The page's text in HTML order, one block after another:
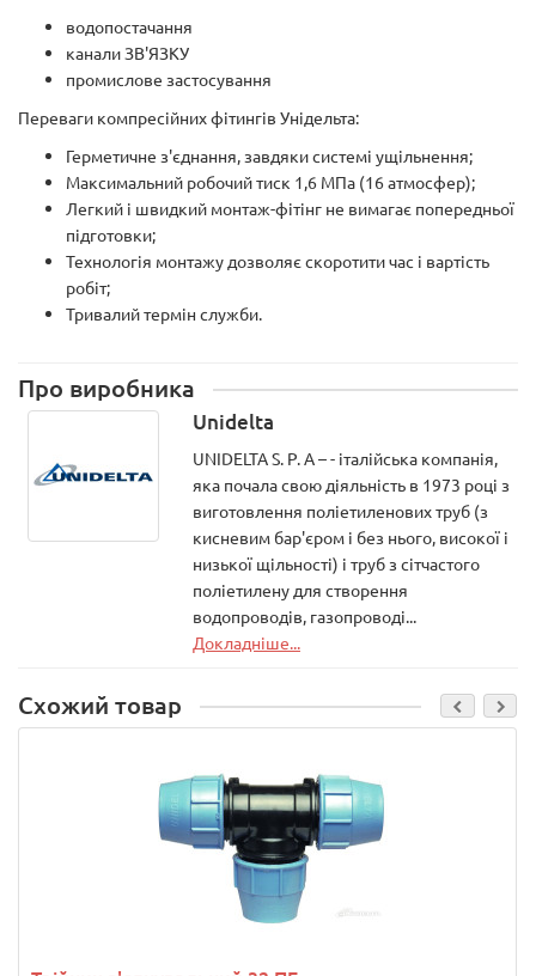
водопостачання
канали ЗВ'ЯЗКУ
промислове застосування
Переваги компресійних фітингів Унідельта:
Герметичне з'єднання, завдяки системі ущільнення;
Максимальний робочий тиск 1,6 МПа (16 атмосфер);
Легкий і швидкий монтаж-фітінг не вимагає попередньої
підготовки;
Технологія монтажу дозволяє скоротити час і вартість
робіт;
Тривалий термін служби.
Про виробника
Unidelta
UNIDELTA S. P. A – - італійська компанія,
яка почала свою діяльність в 1973 році з
виготовлення поліетиленових труб (з
кисневим бар'єром і без нього, високої і
низької щільності) і труб з сітчастого
поліетилену для створення
водопроводів, газопроводі...
Докладніше...
Схожий товар